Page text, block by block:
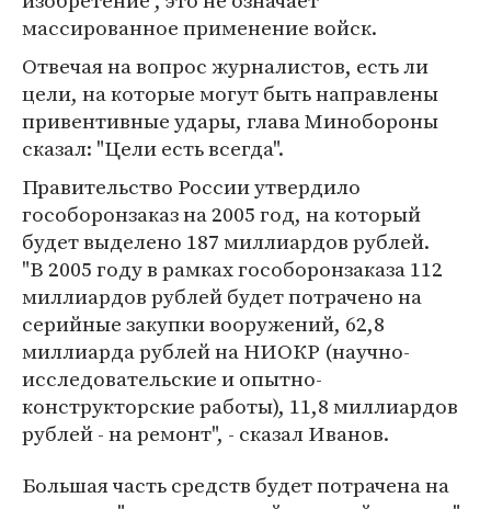
массированное применение войск.
Отвечая на вопрос журналистов, есть ли
цели, на которые могут быть направлены
привентивные удары, глава Минобороны
сказал: "Цели есть всегда".
Правительство России утвердило
гособоронзаказ на 2005 год, на который
будет выделено 187 миллиардов рублей.
"В 2005 году в рамках гособоронзаказа 112
миллиардов рублей будет потрачено на
серийные закупки вооружений, 62,8
миллиарда рублей на НИОКР (научно-
исследовательские и опытно-
конструкторские работы), 11,8 миллиардов
рублей - на ремонт", - сказал Иванов.
Большая часть средств будет потрачена на